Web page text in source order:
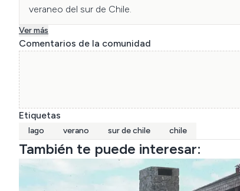
Ver más
Comentarios de la comunidad
Etiquetas
lago verano sur de chile chile
También te puede interesar: